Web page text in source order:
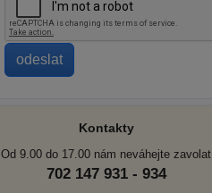
Kontakty
Od 9.00 do 17.00 nám neváhejte zavolat
702 147 931 - 934